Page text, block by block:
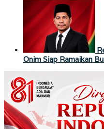
Onim Siap Ramaikan